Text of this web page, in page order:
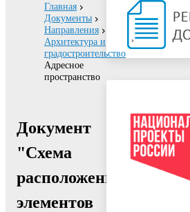
Главная
Документы
Направления
Архитектура и
градостроительство
Адресное
пространство
Документ
"Схема
расположения
элементов